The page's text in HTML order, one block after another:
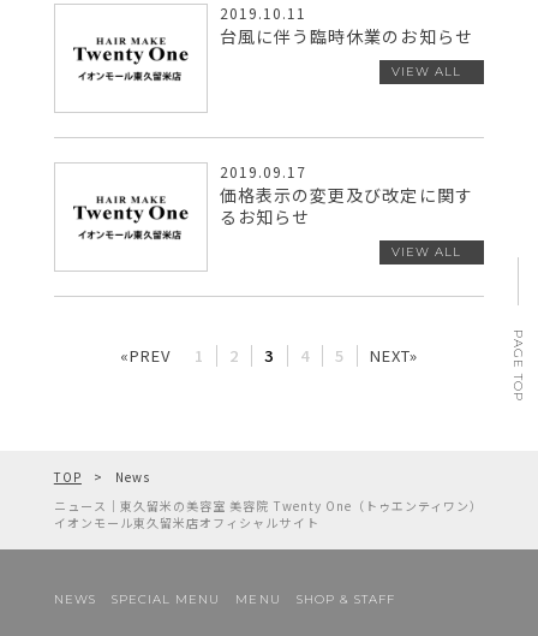
2019.10.11
台風に伴う臨時休業のお知らせ
2019.09.17
価格表示の変更及び改定に関す
るお知らせ
«PREV 1 2 3 4 5 NEXT»
TOP
News
ニュース｜東久留米の美容室 美容院 Twenty One（トゥエンティワン）
イオンモール東久留米店オフィシャルサイト
NEWS SPECIAL MENU MENU SHOP & STAFF
PAGE TOP